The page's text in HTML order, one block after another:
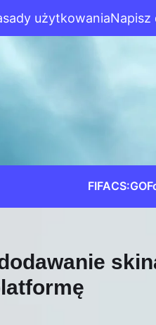
użytkowaniaNapisz
FIFACS:GO